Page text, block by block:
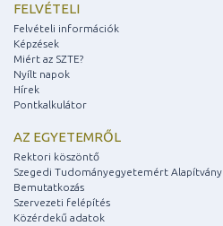
FELVÉTELI
Felvételi információk
Képzések
Miért az SZTE?
Nyílt napok
Hírek
Pontkalkulátor
AZ EGYETEMRŐL
Rektori köszöntő
Szegedi Tudományegyetemért Alapítvány
Bemutatkozás
Szervezeti felépítés
Közérdekű adatok